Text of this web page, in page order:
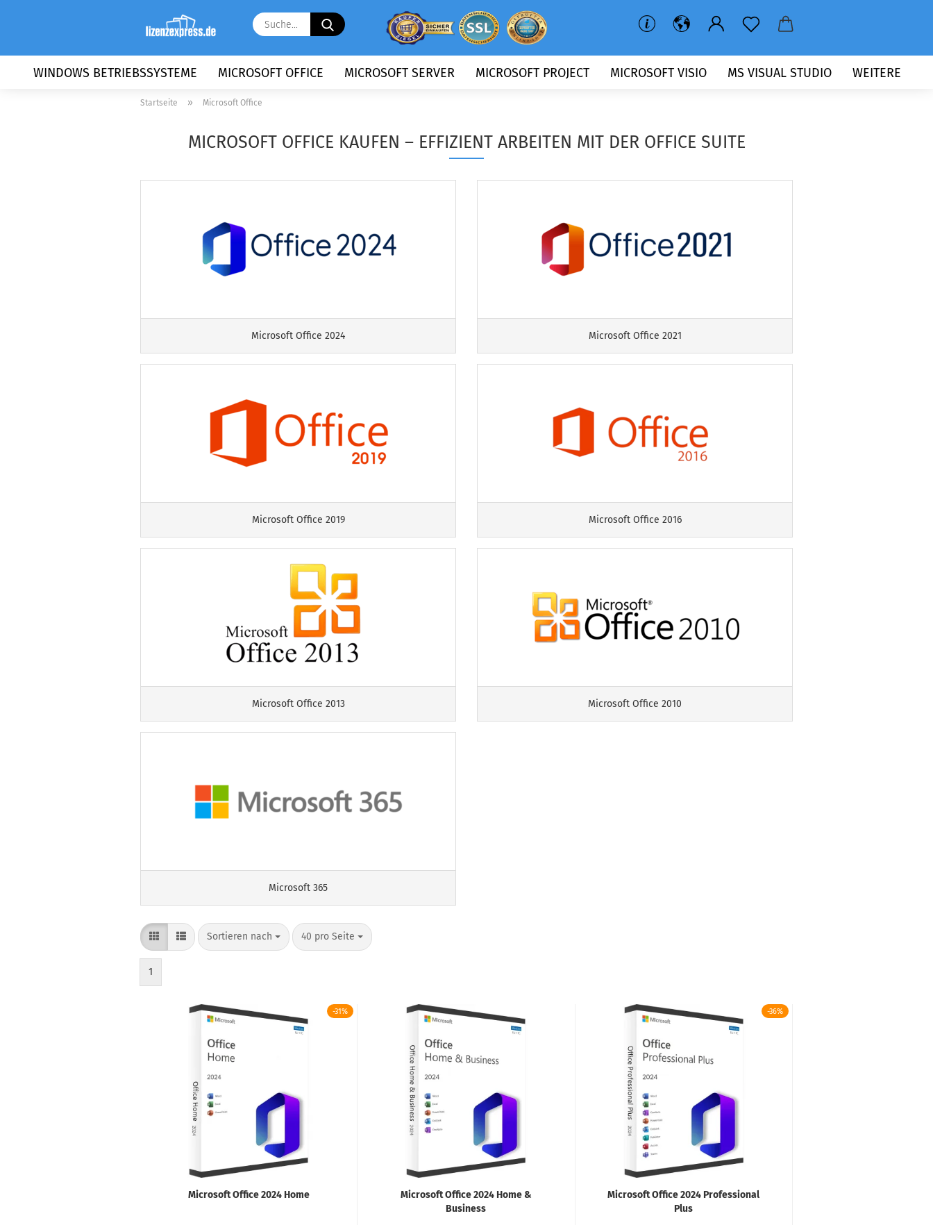
Suche...
WINDOWS BETRIEBSSYSTEME MICROSOFT OFFICE MICROSOFT SERVER MICROSOFT PROJECT MICROSOFT VISIO MS VISUAL STUDIO WEITERE
Startseite » Microsoft Office
MICROSOFT OFFICE KAUFEN – EFFIZIENT ARBEITEN MIT DER OFFICE SUITE
Microsoft Office 2024 Microsoft Office 2021
Microsoft Office 2019 Microsoft Office 2016
Microsoft Office 2013 Microsoft Office 2010
Microsoft 365
Sortieren nach
Sortieren nach 40 pro Seite
pro Seite
1
-31%
Microsoft Office 2024 Home
Microsoft Office 2024 Home &
Business
-36%
Microsoft Office 2024 Professional
Plus